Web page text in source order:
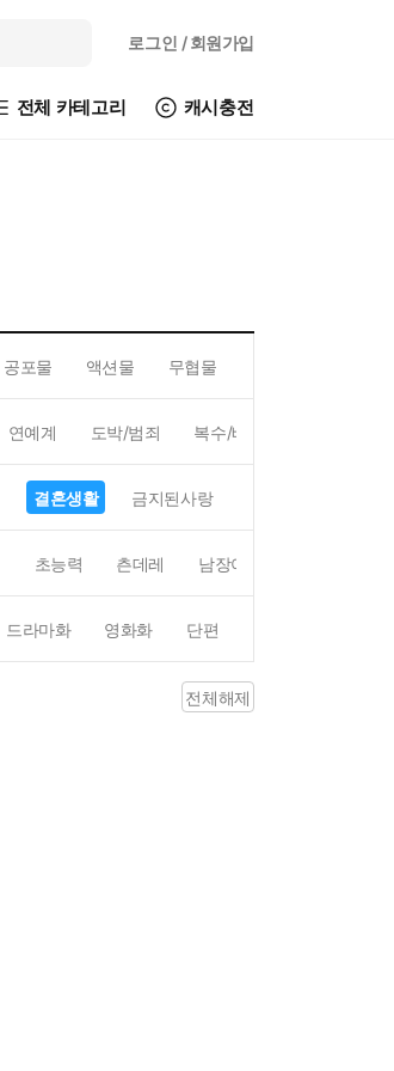
로그인 / 회원가입
전체 카테고리 캐시충전
공포물 액션물 무협물
연예계 도박/범죄 복수/배신
결혼생활 금지된사랑
초능력 츤데레 남장여자
드라마화 영화화 단편
전체해제